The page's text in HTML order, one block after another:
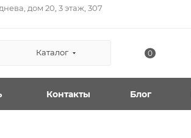
дом 20, 3 этаж, 307
Каталог 0
Контакты Блог